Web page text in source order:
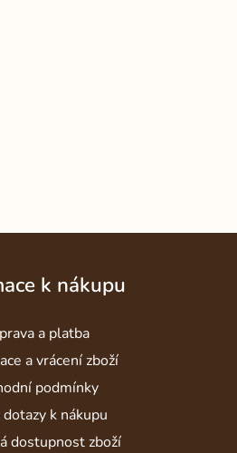
k nákupu
a platba
a vrácení zboží
podmínky
k nákupu
dostupnost zboží